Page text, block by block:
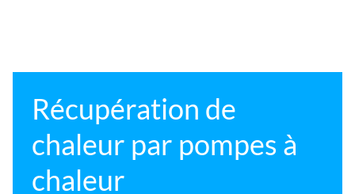
Récupération de
chaleur par pompes à
chaleur